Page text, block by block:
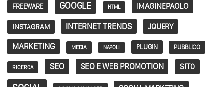
FREEWARE GOOGLE HTML IMAGINEPAOLO
INSTAGRAM INTERNET TRENDS JQUERY
MARKETING MEDIA NAPOLI PLUGIN PUBBLICO
RICERCA SEO SEO E WEB PROMOTION SITO